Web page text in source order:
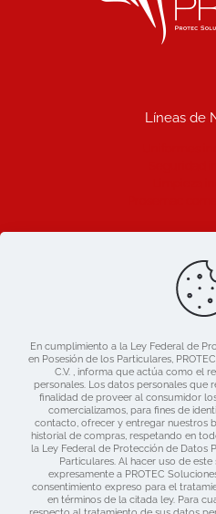
Líneas de
Ligas de
Blog
En cumplimiento a la Ley Federal de
en Posesión de los Particulares,
C.V. , informa que actúa como el
personales. Los datos personales que
finalidad de proveer al consumidor
comercializamos, para fines de
contacto, ofrecer y entregar nuestros
historial de compras, respetando en
la Ley Federal de Protección de Datos
Particulares. Al hacer uso de
expresamente a PROTEC
consentimiento expreso para el
en términos de la citada ley. Para